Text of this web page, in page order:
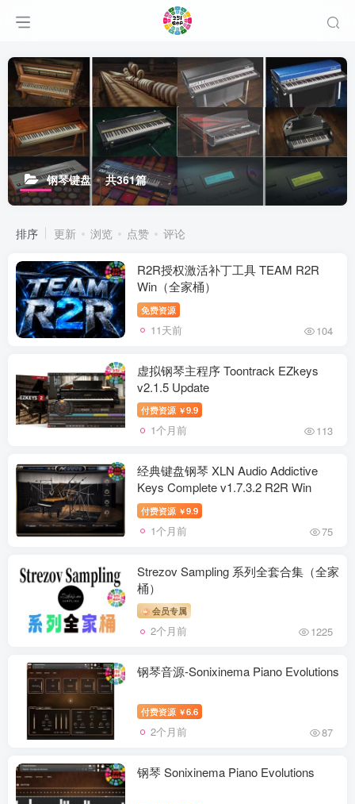
钢琴键盘 共361篇
排序 更新 浏览 点赞 评论
R2R授权激活补丁工具 TEAM R2R
Win（全家桶）
免费资源
11天前 104
虚拟钢琴主程序 Toontrack EZkeys
v2.1.5 Update
付费资源 ￥9.9
1个月前 113
经典键盘钢琴 XLN Audio Addictive
Keys Complete v1.7.3.2 R2R Win
付费资源 ￥9.9
1个月前 75
Strezov Sampling 系列全套合集（全家
桶）
会员专属
2个月前 1225
钢琴音源-Sonixinema Piano Evolutions
付费资源 ￥6.6
2个月前 87
钢琴 Sonixinema Piano Evolutions